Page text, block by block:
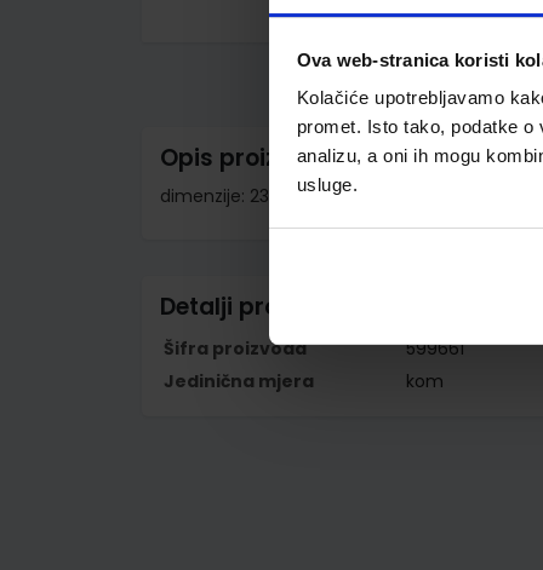
Ova web-stranica koristi
Kolačiće upotrebljavamo
promet. Isto tako, podatke
analizu, a oni ih mogu
usluge.
gallery
Opis proizvoda
dimenzije: 23x3,5x4 cm 1 zip; prazna
Detalji proizvoda
Šifra proizvoda
599661
Jedinična mjera
kom